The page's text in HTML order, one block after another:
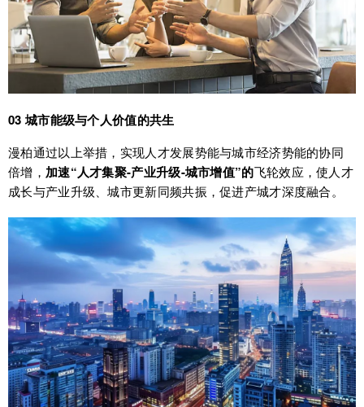
03 城市能级与个人价值的共生
漫柏通过以上举措，实现人才发展势能与城市经济势能的协同
倍增， 加速“人才集聚-产业升级-城市增值”的飞轮效应，使人才
成长与产业升级、城市更新同频共振，促进产城才深度融合。